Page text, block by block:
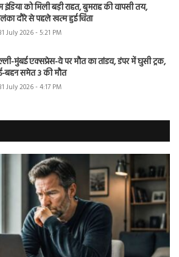
इंडिया को मिली बड़ी राहत, बुमराह की वापसी तय,
दौरे से पहले खत्म हुई चिंता
July 2026 - 5:21 PM
मुंबई एक्सप्रेस-वे पर मौत का तांडव, डंपर में घुसी ट्रक,
बहन समेत 3 की मौत
July 2026 - 4:17 PM